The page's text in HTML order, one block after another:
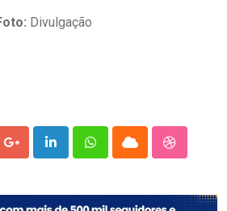
Divulgação
Google+LinkedInWhatsappCloud